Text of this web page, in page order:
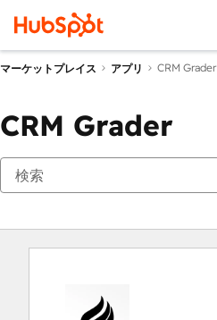
マーケットプレイス アプリ CRM Grader
CRM Grader